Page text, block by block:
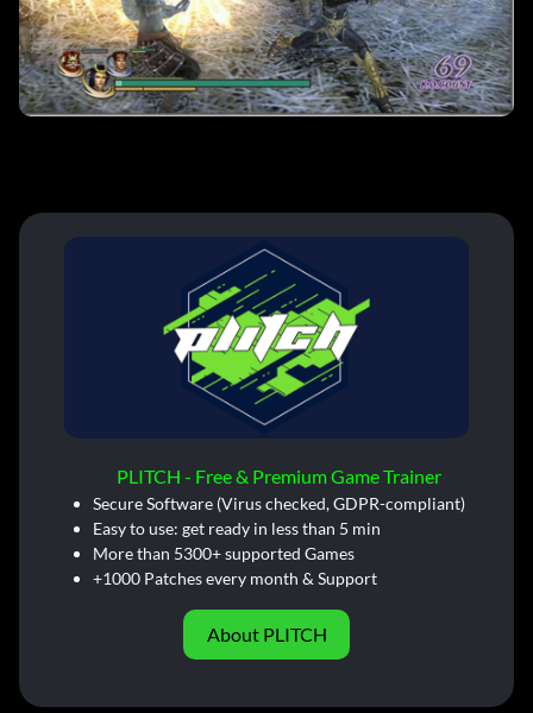
PLITCH - Free & Premium Game Trainer
Secure Software (Virus checked, GDPR-compliant)
Easy to use: get ready in less than 5 min
More than 5300+ supported Games
+1000 Patches every month & Support
About PLITCH